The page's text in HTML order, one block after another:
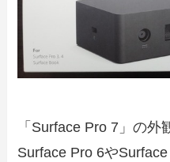
「Surface Pro 7」の
Surface Pro 6や